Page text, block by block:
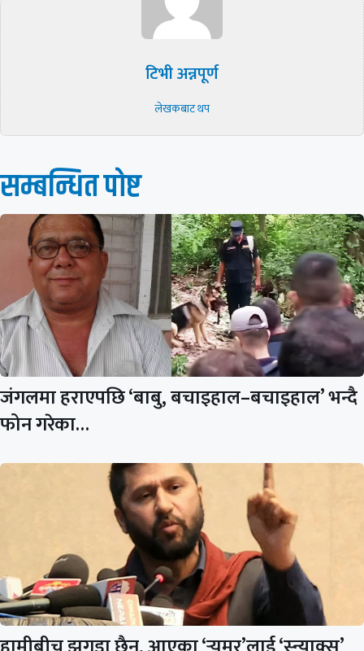
टिभी अन्नपूर्ण
लेखकबाट थप
सम्बन्धित पाेष्ट
जंगलमा हराएपछि ‘बाबु, बचाइहाल–बचाइहाल’ भन्दै
फोन गरेका…